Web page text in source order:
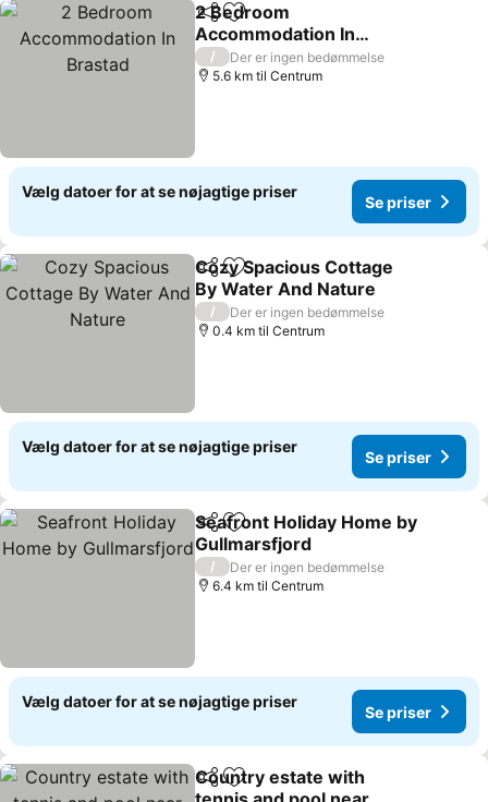
Del Føj til favoritter
2 Bedroom
Accommodation In
Brastad
Se priser
/
Der er ingen bedømmelse
5.6 km til Centrum
Vælg datoer for at se nøjagtige priser
Se priser
Del Føj til favoritter
Cozy Spacious Cottage
By Water And Nature
Se priser
/
Der er ingen bedømmelse
0.4 km til Centrum
Vælg datoer for at se nøjagtige priser
Se priser
Del Føj til favoritter
Seafront Holiday Home by
Gullmarsfjord
Se priser
/
Der er ingen bedømmelse
6.4 km til Centrum
Vælg datoer for at se nøjagtige priser
Se priser
Del Føj til favoritter
Country estate with